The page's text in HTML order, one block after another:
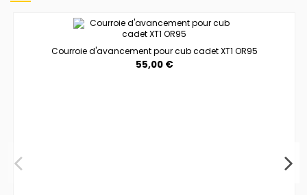
Courroie d'avancement pour cub cadet XT1 OR95
55,00 €